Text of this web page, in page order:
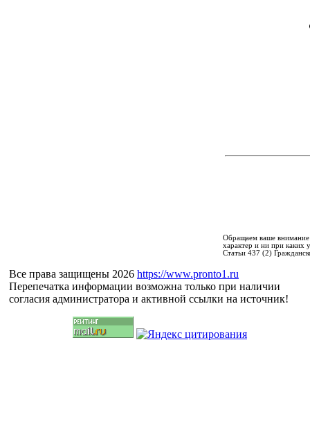
Обращаем ваше
характер и ни при каких
Статьи 437 (2)
Все права защищены 2026 https://www.pronto1.ru
Перепечатка информации возможна только при наличии
согласия администратора и активной ссылки на источник!